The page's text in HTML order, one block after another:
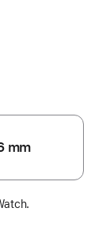
mm